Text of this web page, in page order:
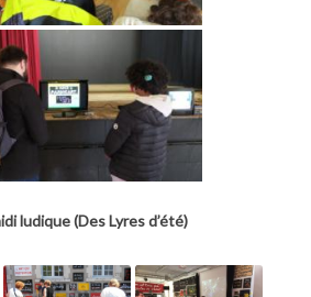
ludique (Des Lyres d’été)